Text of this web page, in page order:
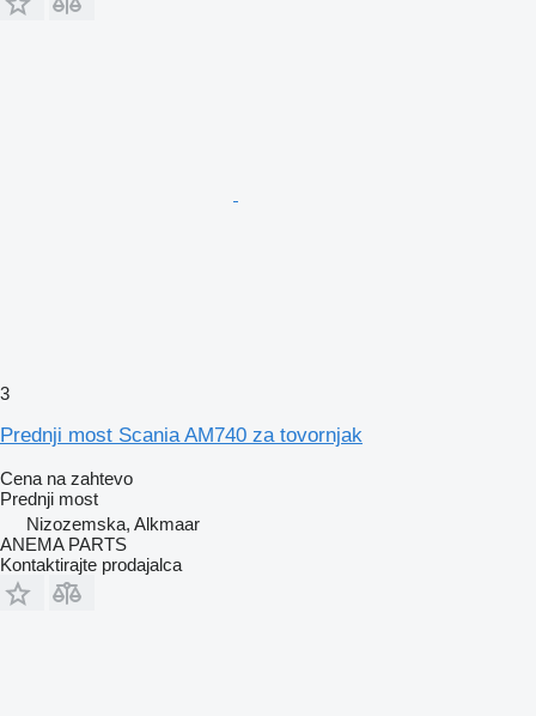
3
Prednji most Scania AM740 za tovornjak
Cena na zahtevo
Prednji most
Nizozemska, Alkmaar
ANEMA PARTS
Kontaktirajte prodajalca